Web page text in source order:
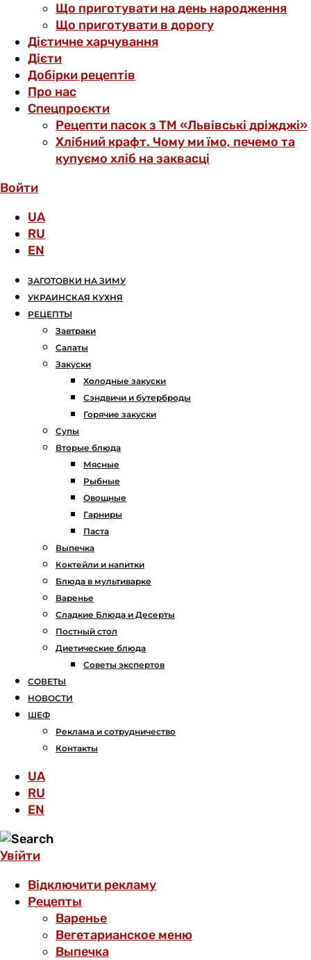
Що приготувати на день народження
Що приготувати в дорогу
Дієтичне харчування
Дієти
Добірки рецептів
Про нас
Спецпроєкти
Рецепти пасок з ТМ «Львівські дріжджі»
Хлібний крафт. Чому ми їмо, печемо та
купуємо хліб на заквасці
Войти
UA
RU
EN
ЗАГОТОВКИ НА ЗИМУ
УКРАИНСКАЯ КУХНЯ
РЕЦЕПТЫ
Завтраки
Салаты
Закуски
Холодные закуски
Сэндвичи и бутерброды
Горячие закуски
Супы
Вторые блюда
Мясные
Рыбные
Овощные
Гарниры
Паста
Выпечка
Коктейли и напитки
Блюда в мультиварке
Варенье
Сладкие Блюда и Десерты
Постный стол
Диетические блюда
Советы экспертов
СОВЕТЫ
НОВОСТИ
ШЕФ
Реклама и сотрудничество
Контакты
UA
RU
EN
Увійти
Відключити рекламу
Рецепты
Варенье
Вегетарианское меню
Выпечка